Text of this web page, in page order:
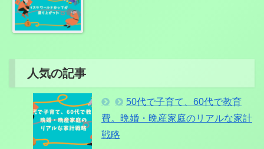
人気の記事
50代で子育て、60代で教育
費。晩婚・晩産家庭のリアルな家計
戦略